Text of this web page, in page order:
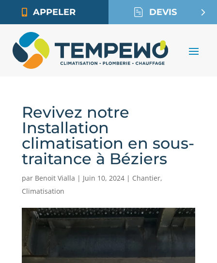
APPELER DEVIS
Revivez notre
Installation
climatisation en sous-
traitance à Béziers
par Benoit Vialla | Juin 10, 2024| Chantier,
Climatisation